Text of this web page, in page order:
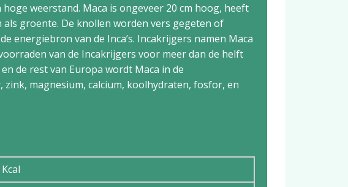
weerstand. Maca is ongeveer 20 cm hoog, heeft
groente. De knollen worden vers gegeten of
energiebron van de Inca’s. Incakrijgers namen Maca
van de Incakrijgers voor meer dan de helft
de rest van Europa wordt Maca in de
magnesium, calcium, koolhydraten, fosfor, en